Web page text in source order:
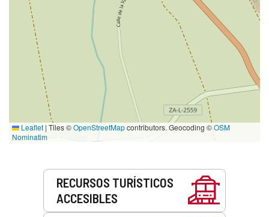
Leaflet | Tiles ©OpenStreetMapcontributors. Geocoding ©OSM
Nominatim
RECURSOS TURÍSTICOS
ACCESIBLES